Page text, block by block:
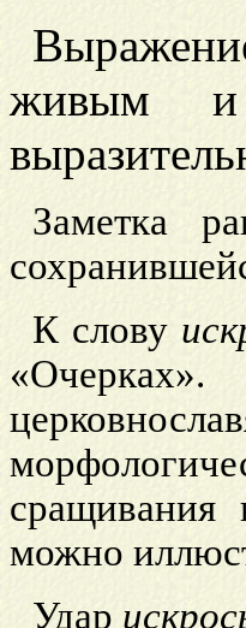
живым и
Заметка
К слову
сращивания
можно
Удар